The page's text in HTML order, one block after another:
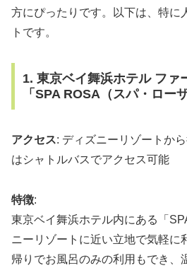
方にぴったりです。以下は、特に
トです。
1. 東京ベイ舞浜ホテル ファ
「SPA ROSA（スパ・ローザ
アクセス: ディズニーリゾートか
はシャトルバスでアクセス可能
特徴:
東京ベイ舞浜ホテル内にある「
ニーリゾートに近い立地で気軽に
帰りでお風呂のみの利用もでき、